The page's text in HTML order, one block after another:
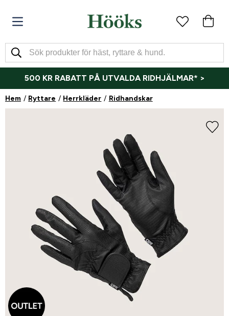
500 KR RABATT PÅ UTVALDA RIDHJÄLMAR* >
Hem Ryttare Herrkläder Ridhandskar